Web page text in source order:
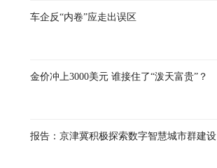
车企反“内卷”应走出误区
金价冲上3000美元 谁接住了“泼天富贵”？
报告：京津冀积极探索数字智慧城市群建设